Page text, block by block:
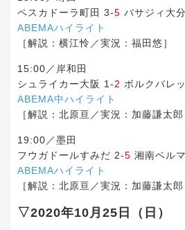
ペスカドーラ町田 3-5 バサジィ大分
ABEMAハイライト
［解説：横江怜／実況：福田悠］
15:00／岸和田
シュライカー大阪 1-2 ボルクバレ
ABEMA中ハイライト
［解説：北原亘／実況：加藤謙太郎
19:00／墨田
フウガドールすみだ 2-5 湘南ベル
ABEMAハイライト
［解説：北原亘／実況：加藤謙太郎
▽2020年10月25日（日）